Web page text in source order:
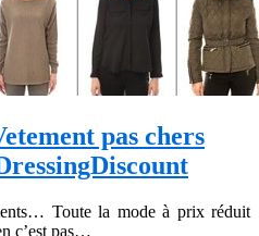
pas chers
Toute la mode à prix réduit
c’est pas…